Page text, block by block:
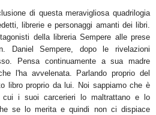
di questa meravigliosa quadrilogia
librerie e personaggi amanti dei libri.
della libreria Sempere alle prese
Daniel Sempere, dopo le rivelazioni
Pensa continuamente a sua madre
l'ha avvelenata. Parlando proprio del
libro proprio da lui. Noi sappiamo che è
cui i suoi carcerieri lo maltrattano e lo
se lo merita e quindi non ci dispiace